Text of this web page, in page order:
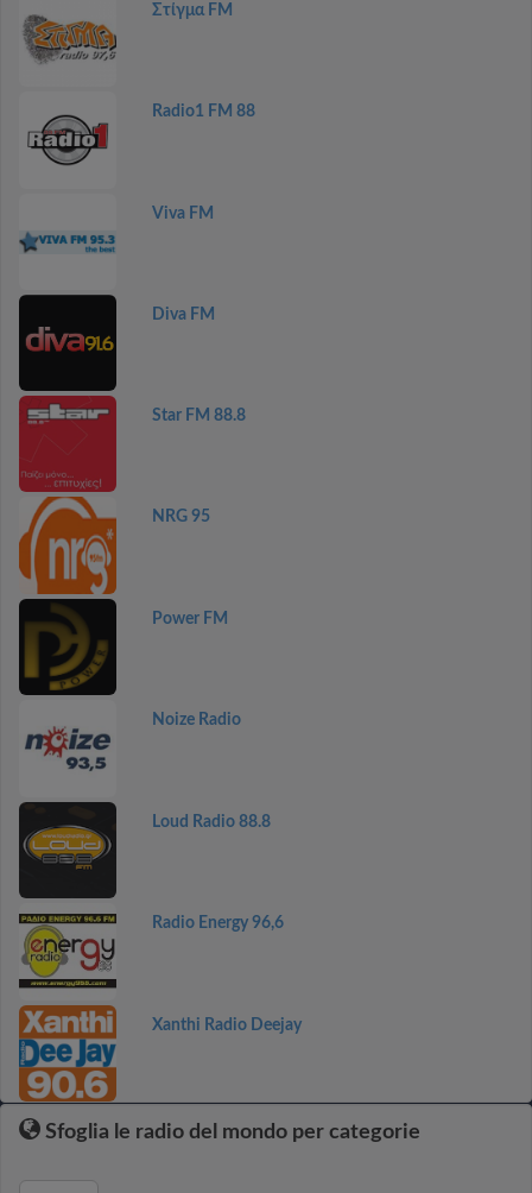
Στίγμα FM
Radio1 FM 88
Viva FM
Diva FM
Star FM 88.8
NRG 95
Power FM
Noize Radio
Loud Radio 88.8
Radio Energy 96,6
Xanthi Radio Deejay
Sfoglia le radio del mondo per categorie